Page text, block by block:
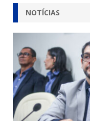
[ 15 de
Simões
[ 15 de
[ 3 de
NOTÍCIAS